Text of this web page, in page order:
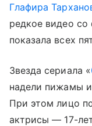
Глафира
редкое видео
показала всех
Звезда сериала «
надели пижамы
При этом лицо
актрисы — 17-